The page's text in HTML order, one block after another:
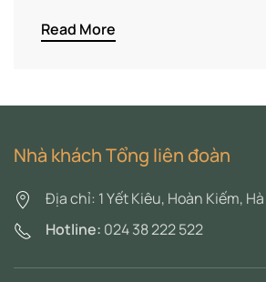
Read More
Nhà khách Tổng liên đoàn
Địa chỉ: 1 Yết Kiêu, Hoàn Kiếm,
Hotline: 024 38 222 522